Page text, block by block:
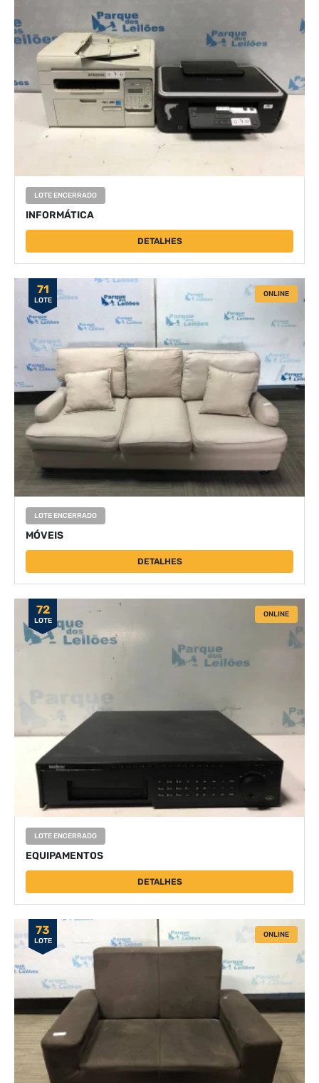
LOTE ENCERRADO
INFORMÁTICA
DETALHES
71
LOTE
ONLINE
LOTE ENCERRADO
MÓVEIS
DETALHES
72
LOTE
ONLINE
LOTE ENCERRADO
EQUIPAMENTOS
DETALHES
73
LOTE
ONLINE